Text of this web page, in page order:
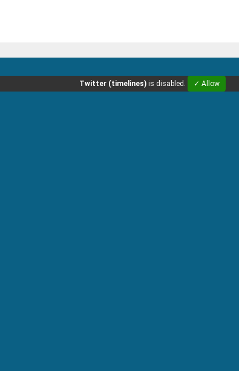
Twitter (timelines)is disabled. ✓ Allow